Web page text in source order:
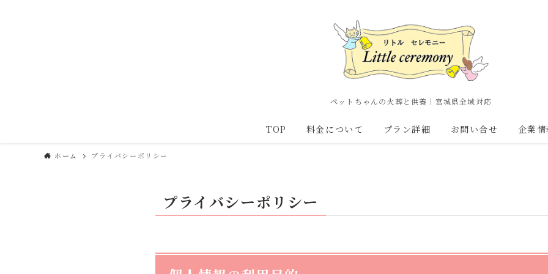
ペットちゃんの火葬と供養｜宮城県全域対応
TOP 料金について プラン詳細 お問い合せ 企業
ホーム プライバシーポリシー
プライバシーポリシー